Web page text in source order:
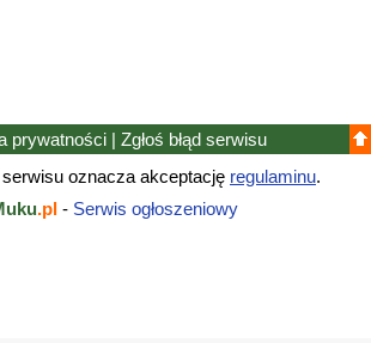
prywatności | Zgłoś błąd serwisu
oznacza akceptację regulaminu.
.pl - Serwis ogłoszeniowy